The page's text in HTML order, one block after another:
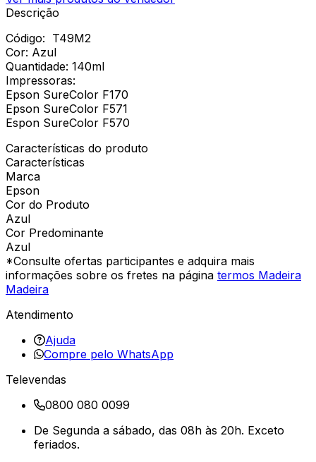
Descrição
Código: T49M2
Cor: Azul
Quantidade: 140ml
Impressoras:
Epson SureColor F170
Epson SureColor F571
Espon SureColor F570
Características do produto
Características
Marca
Epson
Cor do Produto
Azul
Cor Predominante
Azul
*Consulte ofertas participantes e adquira mais
informações sobre os fretes na página termos Madeira
Madeira
Atendimento
Ajuda
Compre pelo WhatsApp
Televendas
0800 080 0099
De Segunda a sábado, das 08h às 20h. Exceto
feriados.